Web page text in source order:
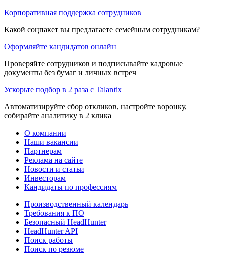
Корпоративная поддержка сотрудников
Какой соцпакет вы предлагаете семейным сотрудникам?
Оформляйте кандидатов онлайн
Проверяйте сотрудников и подписывайте кадровые
документы без бумаг и личных встреч
Ускорьте подбор в 2 раза с Talantix
Автоматизируйте сбор откликов, настройте воронку,
собирайте аналитику в 2 клика
О компании
Наши вакансии
Партнерам
Реклама на сайте
Новости и статьи
Инвесторам
Кандидаты по профессиям
Производственный календарь
Требования к ПО
Безопасный HeadHunter
HeadHunter API
Поиск работы
Поиск по резюме